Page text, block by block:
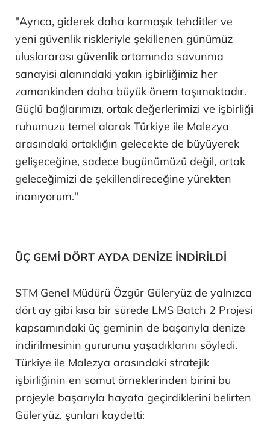
"Ayrıca, giderek daha karmaşık tehditler ve
yeni güvenlik riskleriyle şekillenen günümüz
uluslararası güvenlik ortamında savunma
sanayisi alanındaki yakın işbirliğimiz her
zamankinden daha büyük önem taşımaktadır.
Güçlü bağlarımızı, ortak değerlerimizi ve işbirliği
ruhumuzu temel alarak Türkiye ile Malezya
arasındaki ortaklığın gelecekte de büyüyerek
gelişeceğine, sadece bugünümüzü değil, ortak
geleceğimizi de şekillendireceğine yürekten
inanıyorum."
ÜÇ GEMİ DÖRT AYDA DENİZE İNDİRİLDİ
STM Genel Müdürü Özgür Güleryüz de yalnızca
dört ay gibi kısa bir sürede LMS Batch 2 Projesi
kapsamındaki üç geminin de başarıyla denize
indirilmesinin gururunu yaşadıklarını söyledi.
Türkiye ile Malezya arasındaki stratejik
işbirliğinin en somut örneklerinden birini bu
projeyle başarıyla hayata geçirdiklerini belirten
Güleryüz, şunları kaydetti: